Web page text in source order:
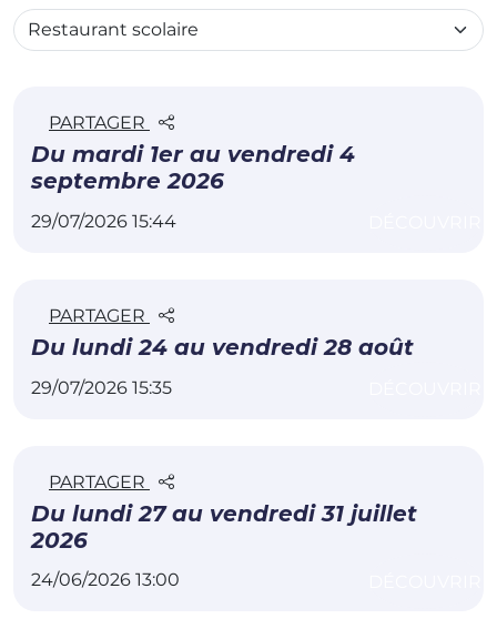
PARTAGER
Du mardi 1er au vendredi 4
septembre 2026
29/07/2026 15:44
PARTAGER
Du lundi 24 au vendredi 28 août
29/07/2026 15:35
PARTAGER
Du lundi 27 au vendredi 31 juillet
2026
24/06/2026 13:00